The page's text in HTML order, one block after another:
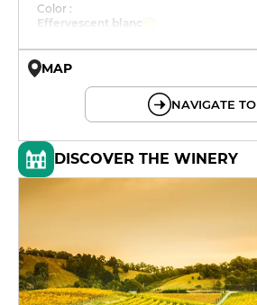
Color :
Effervescent blanc
MAP
NAVIGATE TO
DISCOVER THE WINERY